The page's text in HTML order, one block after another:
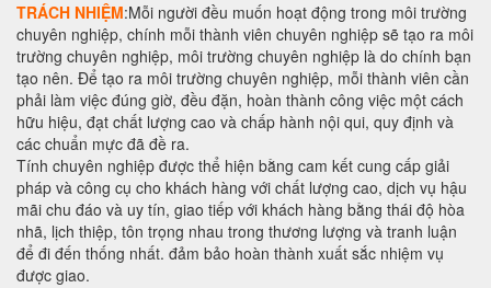
TRÁCH NHIỆM:Mỗi người đều muốn hoạt động trong môi trường
chuyên nghiệp, chính mỗi thành viên chuyên nghiệp sẽ tạo ra môi
trường chuyên nghiệp, môi trường chuyên nghiệp là do chính bạn
tạo nên. Để tạo ra môi trường chuyên nghiệp, mỗi thành viên cần
phải làm việc đúng giờ, đều đặn, hoàn thành công việc một cách
hữu hiệu, đạt chất lượng cao và chấp hành nội qui, quy định và
các chuẩn mực đã đề ra.
Tính chuyên nghiệp được thể hiện bằng cam kết cung cấp giải
pháp và công cụ cho khách hàng với chất lượng cao, dịch vụ hậu
mãi chu đáo và uy tín, giao tiếp với khách hàng bằng thái độ hòa
nhã, lịch thiệp, tôn trọng nhau trong thương lượng và tranh luận
để đi đến thống nhất. đảm bảo hoàn thành xuất sắc nhiệm vụ
được giao.